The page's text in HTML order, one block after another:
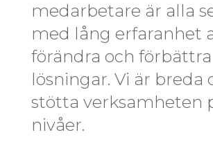
medarbetare är alla
med lång erfaranhet
förändra och
lösningar. Vi är breda
stötta verksamheten
nivåer.